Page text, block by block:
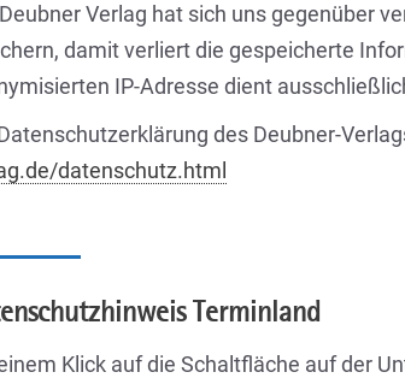
Verlag hat sich uns gegenüber
damit verliert die gespeicherte
IP-Adresse dient
des Deubner-
datenschutz.html
Terminland
Klick auf die Schaltfläche auf der